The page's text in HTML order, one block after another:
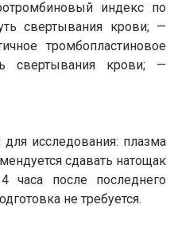
индекс по
свертывания крови; —
тромбопластиновое
свертывания крови; —
исследования: плазма
сдавать натощак
после последнего
не требуется.